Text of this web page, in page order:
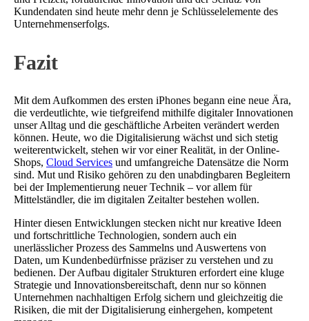
Kundendaten sind heute mehr denn je Schlüsselelemente des
Unternehmenserfolgs.
Fazit
Mit dem Aufkommen des ersten iPhones begann eine neue Ära,
die verdeutlichte, wie tiefgreifend mithilfe digitaler Innovationen
unser Alltag und die geschäftliche Arbeiten verändert werden
können. Heute, wo die Digitalisierung wächst und sich stetig
weiterentwickelt, stehen wir vor einer Realität, in der Online-
Shops, Cloud Services und umfangreiche Datensätze die Norm
sind. Mut und Risiko gehören zu den unabdingbaren Begleitern
bei der Implementierung neuer Technik – vor allem für
Mittelständler, die im digitalen Zeitalter bestehen wollen.
Hinter diesen Entwicklungen stecken nicht nur kreative Ideen
und fortschrittliche Technologien, sondern auch ein
unerlässlicher Prozess des Sammelns und Auswertens von
Daten, um Kundenbedürfnisse präziser zu verstehen und zu
bedienen. Der Aufbau digitaler Strukturen erfordert eine kluge
Strategie und Innovationsbereitschaft, denn nur so können
Unternehmen nachhaltigen Erfolg sichern und gleichzeitig die
Risiken, die mit der Digitalisierung einhergehen, kompetent